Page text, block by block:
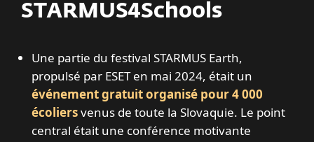
STARMUS4Schools
Une partie du festival STARMUS Earth,
propulsé par ESET en mai 2024, était un
événement gratuit organisé pour 4 000
écoliersvenus de toute la Slovaquie. Le point
central était une conférence motivante